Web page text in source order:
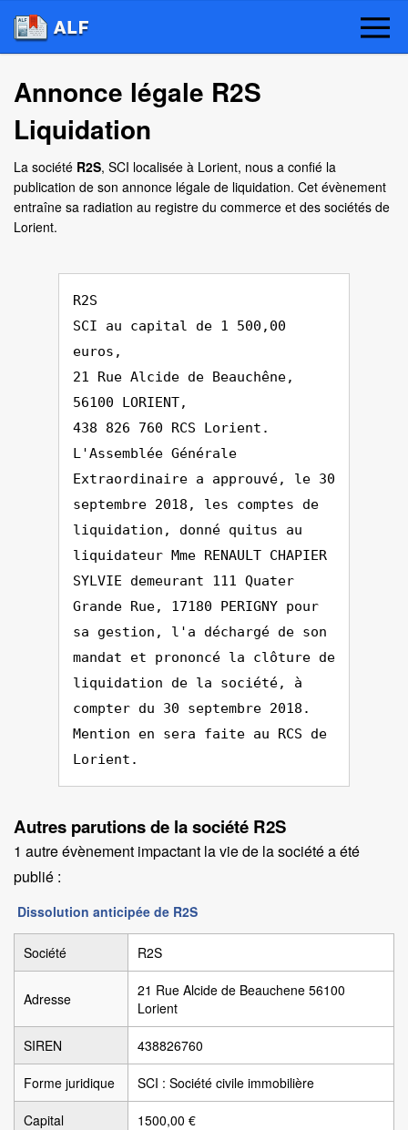
Annonce légale R2S
Liquidation
La société R2S, SCI localisée à Lorient, nous a confié la
publication de son annonce légale de liquidation. Cet évènement
entraîne sa radiation au registre du commerce et des sociétés de
Lorient.
R2S
SCI au capital de 1 500,00
euros,
21 Rue Alcide de Beauchêne,
56100 LORIENT,
438 826 760 RCS Lorient.
L'Assemblée Générale
Extraordinaire a approuvé, le 30
septembre 2018, les comptes de
liquidation, donné quitus au
liquidateur Mme RENAULT CHAPIER
SYLVIE demeurant 111 Quater
Grande Rue, 17180 PERIGNY pour
sa gestion, l'a déchargé de son
mandat et prononcé la clôture de
liquidation de la société, à
compter du 30 septembre 2018.
Mention en sera faite au RCS de
Lorient.
Autres parutions de la société R2S
1 autre évènement impactant la vie de la société a été
publié :
Dissolution anticipée de R2S
Société R2S
Adresse
21 Rue Alcide de Beauchene 56100
Lorient
SIREN 438826760
Forme juridique SCI : Société civile immobilière
Capital 1500,00 €